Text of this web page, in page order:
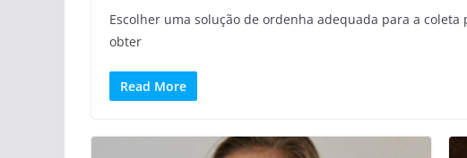
Escolher uma solução de ordenha adequada para a
obter
Read More